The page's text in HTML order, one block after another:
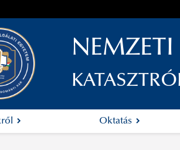
Oktatás